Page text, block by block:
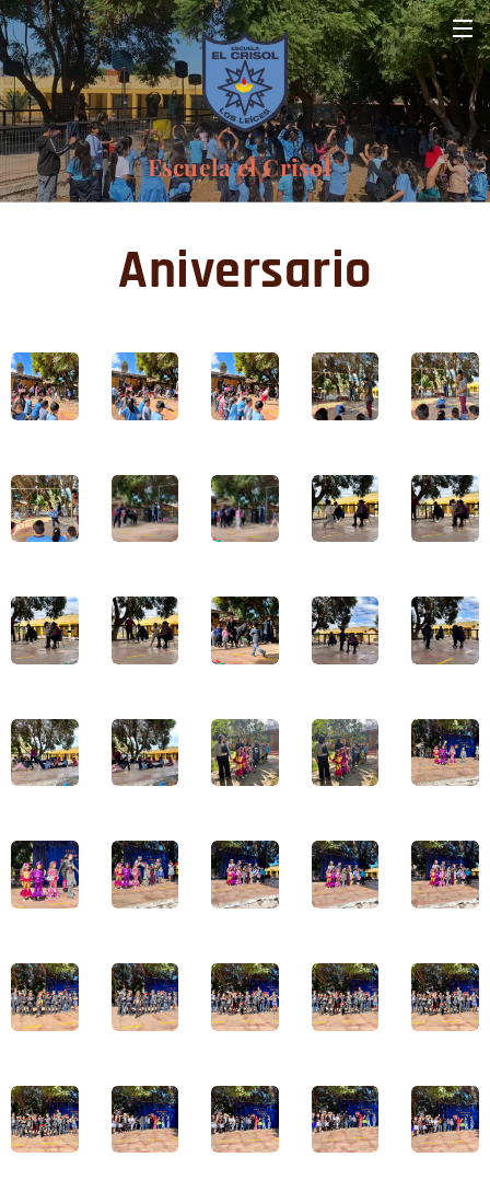
Escuela el Crisol
Aniversario